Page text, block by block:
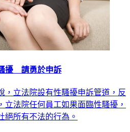
擾 請勇於申訴
，立法院設有性騷擾申訴管道，反
立法院任何員工如果面臨性騷擾，
絕所有不法的行為。